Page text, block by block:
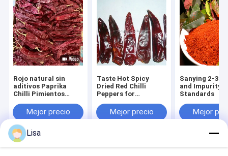
Rojo natural sin
aditivos Paprika
Chilli Pimientos
kg/CTN para cocinar
alimentos
Mejor precio
Taste Hot Spicy
Dried Red Chilli
Peppers for
Mejor precio
Sanying 2-3
and Impurity
Standards
Mejor
Inicio Mapa del Sitio
Desktop Site
Lisa